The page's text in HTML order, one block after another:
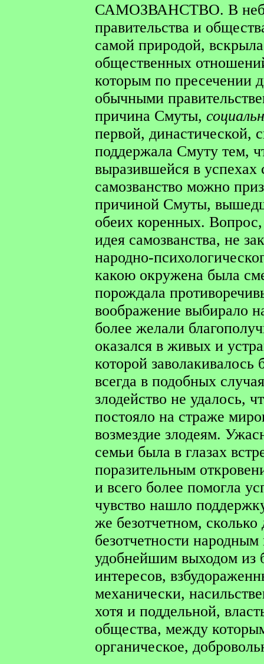
САМОЗВАНСТВО. В
правительства и
самой природой,
общественных
которым по пресечении
обычными
причина Смуты,
первой, династической,
поддержала Смуту тем,
выразившейся в успехах
самозванство можно
причиной Смуты,
обеих коренных.
идея самозванства, не
народно-
какою окружена была
порождала
воображение выбирало
более желали
оказался в живых и
которой
всегда в подобных
злодейство не удалось,
постояло на страже
возмездие злодеям.
семьи была в глазах
поразительным
и всего более помогла
чувство нашло
же безотчетном,
безотчетности
удобнейшим выходом
интересов,
механически,
хотя и поддельной,
общества, между
органическое,